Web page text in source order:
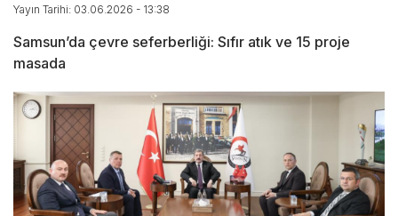
Yayın Tarihi: 03.06.2026 - 13:38
Samsun’da çevre seferberliği: Sıfır atık ve 15 proje
masada